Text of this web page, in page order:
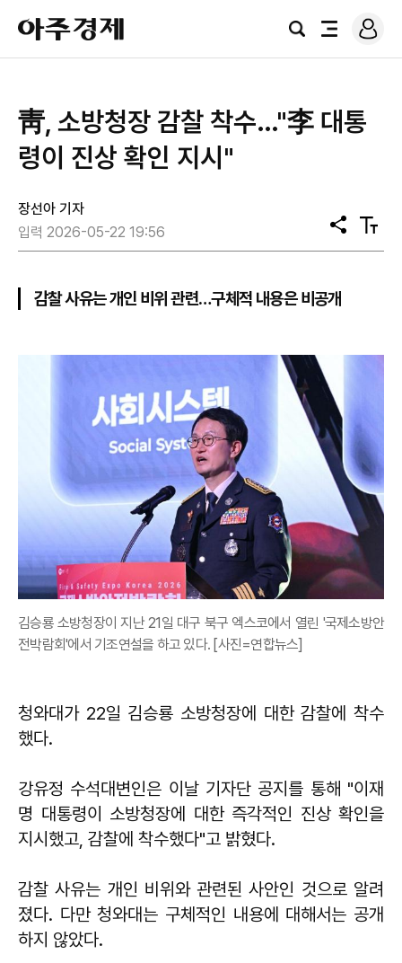
아
주
경
검
전
로
그
靑, 소방청장 감찰 착수…"李 대통
령이 진상 확인 지시"
장선아 기자
입력 2026-05-22 19:56
공
유
텍
스
감찰 사유는 개인 비위 관련…구체적 내용은 비공개
김승룡 소방청장이 지난 21일 대구 북구 엑스코에서 열린 '국제소방안
전박람회'에서 기조연설을 하고 있다. [사진=연합뉴스]
청와대가 22일 김승룡 소방청장에 대한 감찰에 착수
했다.
강유정 수석대변인은 이날 기자단 공지를 통해 "이재
명 대통령이 소방청장에 대한 즉각적인 진상 확인을
지시했고, 감찰에 착수했다"고 밝혔다.
감찰 사유는 개인 비위와 관련된 사안인 것으로 알려
졌다. 다만 청와대는 구체적인 내용에 대해서는 공개
하지 않았다.